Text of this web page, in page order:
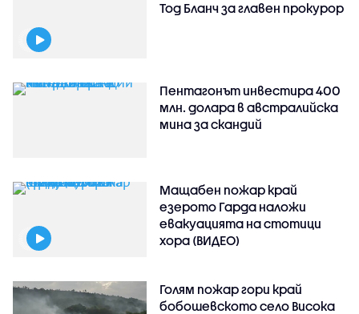
Тод Бланч за главен прокурор
Пентагонът инвестира 400
млн. долара в австралийска
мина за скандий
Мащабен пожар край
езерото Гарда наложи
евакуацията на стотици
хора (ВИДЕО)
Голям пожар гори край
бобошевското село Висока